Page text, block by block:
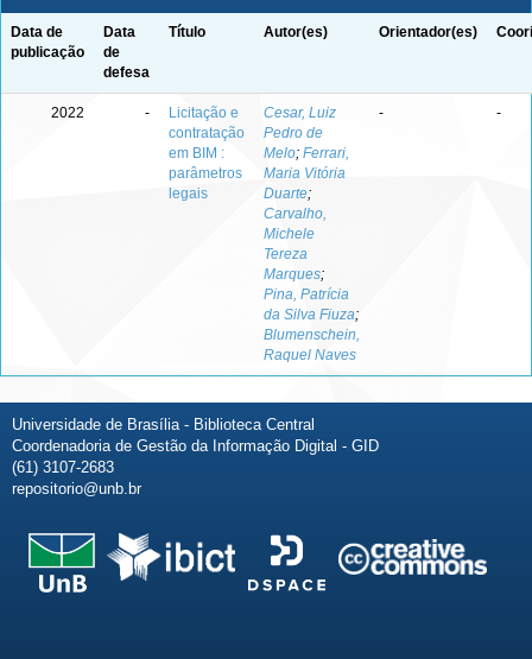
Data de
publicação
Data
de
defesa
Título Autor(es) Orientador(es)
2022 -
Licitação e
contratação
em BIM :
parâmetros
legais
Cesar, Luiz
Pedro de
Melo; Ferrari,
Maria Vitória
Duarte;
Carvalho,
Michele
Tereza
Marques;
Pina, Patrícia
da Silva Fiuza;
Blumenschein,
Raquel Naves
- -
Universidade de Brasília - Biblioteca Central
Coordenadoria de Gestão da Informação Digital - GID
(61) 3107-2683
repositorio@unb.br